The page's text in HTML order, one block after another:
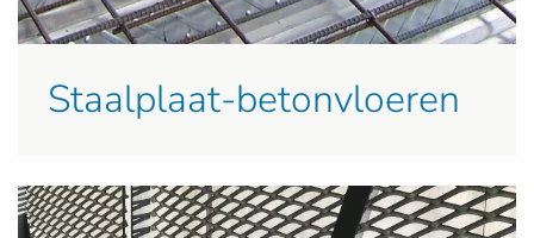
Staalplaat-betonvloeren